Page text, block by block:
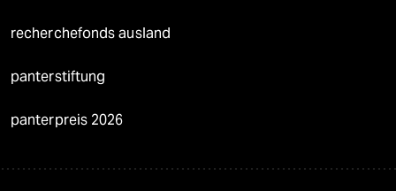
recherchefonds ausland
panterstiftung
panterpreis 2026